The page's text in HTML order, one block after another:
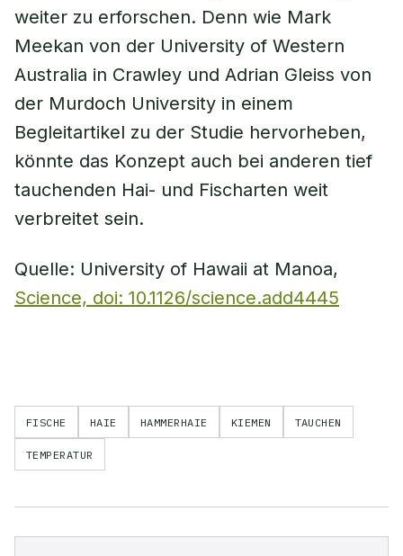
weiter zu erforschen. Denn wie Mark
Meekan von der University of Western
Australia in Crawley und Adrian Gleiss von
der Murdoch University in einem
Begleitartikel zu der Studie hervorheben,
könnte das Konzept auch bei anderen tief
tauchenden Hai- und Fischarten weit
verbreitet sein.
Quelle: University of Hawaii at Manoa,
Science, doi: 10.1126/science.add4445
FISCHE HAIE HAMMERHAIE KIEMEN TAUCHEN
TEMPERATUR